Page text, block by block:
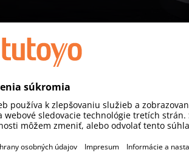
CNC KAMEROVÉ MERACIE SYSTÉMY